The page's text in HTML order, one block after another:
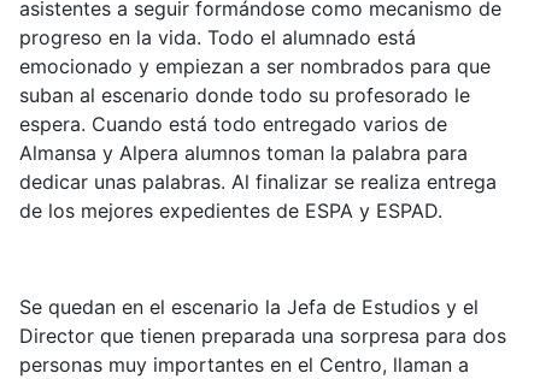
asistentes a seguir formándose como mecanismo de
progreso en la vida. Todo el alumnado está
emocionado y empiezan a ser nombrados para que
suban al escenario donde todo su profesorado le
espera. Cuando está todo entregado varios de
Almansa y Alpera alumnos toman la palabra para
dedicar unas palabras. Al finalizar se realiza entrega
de los mejores expedientes de ESPA y ESPAD.
Se quedan en el escenario la Jefa de Estudios y el
Director que tienen preparada una sorpresa para dos
personas muy importantes en el Centro, llaman a